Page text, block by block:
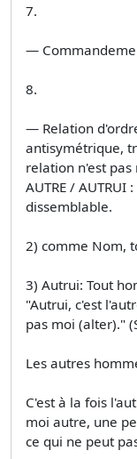
7.
—
8.
— Relation
antisymétrique,
relation n'est
AUTRE /
dissemblable.
2) comme Nom,
3) Autrui: Tout
"Autrui, c'est
pas moi (alter)."
Les autres
C'est à la fois
moi autre, une
ce qui ne peut